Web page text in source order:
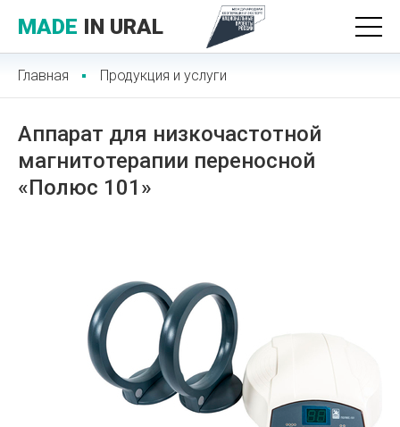
MADE IN URAL
Главная Продукция и услуги
Аппарат для низкочастотной
магнитотерапии переносной
«Полюс 101»